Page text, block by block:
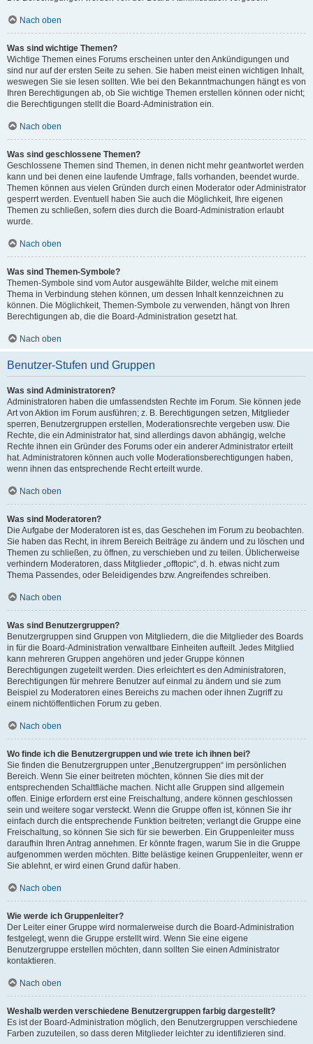
Nach oben
Was sind wichtige Themen?
Wichtige Themen eines Forums erscheinen unter den Ankündigungen und
sind nur auf der ersten Seite zu sehen. Sie haben meist einen wichtigen Inhalt,
weswegen Sie sie lesen sollten. Wie bei den Bekanntmachungen hängt es von
Ihren Berechtigungen ab, ob Sie wichtige Themen erstellen können oder nicht;
die Berechtigungen stellt die Board-Administration ein.
Nach oben
Was sind geschlossene Themen?
Geschlossene Themen sind Themen, in denen nicht mehr geantwortet werden
kann und bei denen eine laufende Umfrage, falls vorhanden, beendet wurde.
Themen können aus vielen Gründen durch einen Moderator oder Administrator
gesperrt werden. Eventuell haben Sie auch die Möglichkeit, Ihre eigenen
Themen zu schließen, sofern dies durch die Board-Administration erlaubt
wurde.
Nach oben
Was sind Themen-Symbole?
Themen-Symbole sind vom Autor ausgewählte Bilder, welche mit einem
Thema in Verbindung stehen können, um dessen Inhalt kennzeichnen zu
können. Die Möglichkeit, Themen-Symbole zu verwenden, hängt von Ihren
Berechtigungen ab, die die Board-Administration gesetzt hat.
Nach oben
Benutzer-Stufen und Gruppen
Was sind Administratoren?
Administratoren haben die umfassendsten Rechte im Forum. Sie können jede
Art von Aktion im Forum ausführen; z. B. Berechtigungen setzen, Mitglieder
sperren, Benutzergruppen erstellen, Moderationsrechte vergeben usw. Die
Rechte, die ein Administrator hat, sind allerdings davon abhängig, welche
Rechte ihnen ein Gründer des Forums oder ein anderer Administrator erteilt
hat. Administratoren können auch volle Moderationsberechtigungen haben,
wenn ihnen das entsprechende Recht erteilt wurde.
Nach oben
Was sind Moderatoren?
Die Aufgabe der Moderatoren ist es, das Geschehen im Forum zu beobachten.
Sie haben das Recht, in ihrem Bereich Beiträge zu ändern und zu löschen und
Themen zu schließen, zu öffnen, zu verschieben und zu teilen. Üblicherweise
verhindern Moderatoren, dass Mitglieder „offtopic“, d. h. etwas nicht zum
Thema Passendes, oder Beleidigendes bzw. Angreifendes schreiben.
Nach oben
Was sind Benutzergruppen?
Benutzergruppen sind Gruppen von Mitgliedern, die die Mitglieder des Boards
in für die Board-Administration verwaltbare Einheiten aufteilt. Jedes Mitglied
kann mehreren Gruppen angehören und jeder Gruppe können
Berechtigungen zugeteilt werden. Dies erleichtert es den Administratoren,
Berechtigungen für mehrere Benutzer auf einmal zu ändern und sie zum
Beispiel zu Moderatoren eines Bereichs zu machen oder ihnen Zugriff zu
einem nichtöffentlichen Forum zu geben.
Nach oben
Wo finde ich die Benutzergruppen und wie trete ich ihnen bei?
Sie finden die Benutzergruppen unter „Benutzergruppen“ im persönlichen
Bereich. Wenn Sie einer beitreten möchten, können Sie dies mit der
entsprechenden Schaltfläche machen. Nicht alle Gruppen sind allgemein
offen. Einige erfordern erst eine Freischaltung, andere können geschlossen
sein und weitere sogar versteckt. Wenn die Gruppe offen ist, können Sie ihr
einfach durch die entsprechende Funktion beitreten; verlangt die Gruppe eine
Freischaltung, so können Sie sich für sie bewerben. Ein Gruppenleiter muss
daraufhin Ihren Antrag annehmen. Er könnte fragen, warum Sie in die Gruppe
aufgenommen werden möchten. Bitte belästige keinen Gruppenleiter, wenn er
Sie ablehnt, er wird einen Grund dafür haben.
Nach oben
Wie werde ich Gruppenleiter?
Der Leiter einer Gruppe wird normalerweise durch die Board-Administration
festgelegt, wenn die Gruppe erstellt wird. Wenn Sie eine eigene
Benutzergruppe erstellen möchten, dann sollten Sie einen Administrator
kontaktieren.
Nach oben
Weshalb werden verschiedene Benutzergruppen farbig dargestellt?
Es ist der Board-Administration möglich, den Benutzergruppen verschiedene
Farben zuzuteilen, so dass deren Mitglieder leichter zu identifizieren sind.